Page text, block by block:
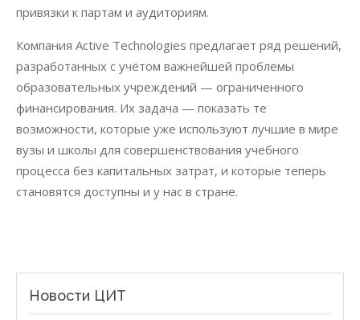
привязки к партам и аудиториям.
Компания Active Technologies предлагает ряд решений,
разработанных с учётом важнейшей проблемы
образовательных учреждений — ограниченного
финансирования. Их задача — показать те
возможности, которые уже используют лучшие в мире
вузы и школы для совершенствования учебного
процесса без капитальных затрат, и которые теперь
становятся доступны и у нас в стране.
Новости ЦИТ